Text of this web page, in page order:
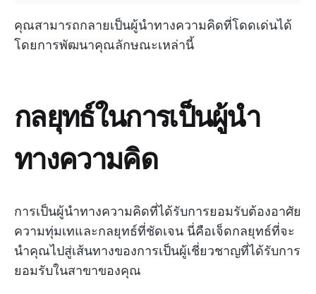
คุณสามารถกลายเป็นผู้นำทางความคิดที่โดดเด่นได้
โดยการพัฒนาคุณลักษณะเหล่านี้
กลยุทธ์ในการเป็นผู้นำ
ทางความคิด
การเป็นผู้นำทางความคิดที่ได้รับการยอมรับต้องอาศัย
ความทุ่มเทและกลยุทธ์ที่ชัดเจน นี่คือเจ็ดกลยุทธ์ที่จะ
นำคุณไปสู่เส้นทางของการเป็นผู้เชี่ยวชาญที่ได้รับการ
ยอมรับในสาขาของคุณ